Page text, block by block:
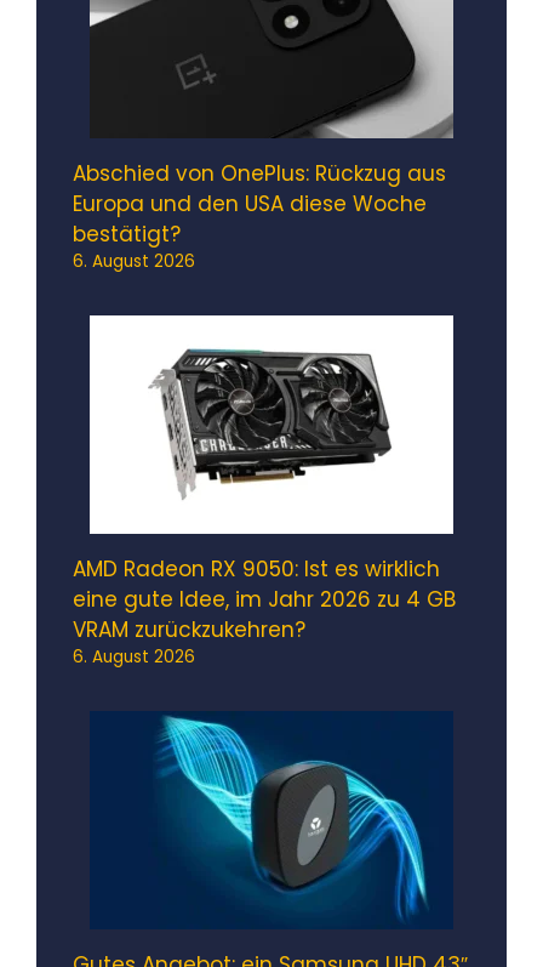
Abschied von OnePlus: Rückzug aus
Europa und den USA diese Woche
bestätigt?
6. August 2026
AMD Radeon RX 9050: Ist es wirklich
eine gute Idee, im Jahr 2026 zu 4 GB
VRAM zurückzukehren?
6. August 2026